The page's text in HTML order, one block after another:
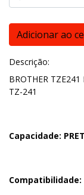
Descrição:
BROTHER
TZ-241
Capacidade:
Compatibilidade: